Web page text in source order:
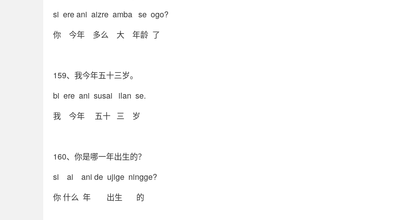
si ere ani aizre amba se ogo?
你 今年 多么 大 年龄 了
159、我今年五十三岁。
bi ere ani susai ilan se.
我 今年 五十 三 岁
160、你是哪一年出生的？
si ai ani de ujige ningge?
你 什么 年 出生 的